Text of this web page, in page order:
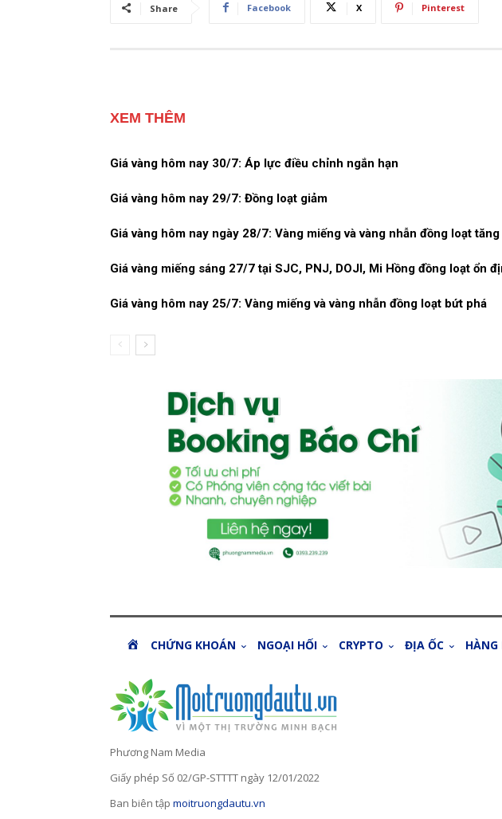
Share Facebook X Pinterest
XEM THÊM
Giá vàng hôm nay 30/7: Áp lực điều chỉnh ngắn hạn
Giá vàng hôm nay 29/7: Đồng loạt giảm
Giá vàng hôm nay ngày 28/7: Vàng miếng và vàng nhẫn đồng loạt
Giá vàng miếng sáng 27/7 tại SJC, PNJ, DOJI, Mi Hồng đồng loạt ổn
Giá vàng hôm nay 25/7: Vàng miếng và vàng nhẫn đồng loạt bứt phá
M
E
CHỨNG KHOÁN NGOẠI HỐI CRYPTO ĐỊA ỐC HÀNG
Phương Nam Media
Giấy phép Số 02/GP-STTTT ngày 12/01/2022
Ban biên tập moitruongdautu.vn